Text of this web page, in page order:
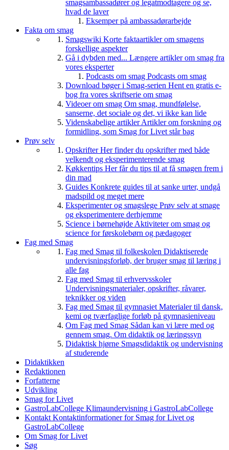
smagsambassadører og legatmodtagere og se,
hvad de laver
Eksemper på ambassadørarbejde
Fakta om smag
Smagswiki Korte faktaartikler om smagens
forskellige aspekter
Gå i dybden med... Længere artikler om smag fra
vores eksperter
Podcasts om smag Podcasts om smag
Download bøger i Smag-serien Hent en gratis e-
bog fra vores skriftserie om smag
Videoer om smag Om smag, mundfølelse,
sanserne, det sociale og det, vi ikke kan lide
Videnskabelige artiklerArtikler om forskning og
formidling, som Smag for Livet står bag
Prøv selv
OpskrifterHer finder du opskrifter med både
velkendt og eksperimenterende smag
Køkkentips Her får du tips til at få smagen frem i
din mad
Guides Konkrete guides til at sanke urter, undgå
madspild og meget mere
Eksperimenter og smagslege Prøv selv at smage
og eksperimentere derhjemme
Science i børnehøjde Aktiviteter om smag og
science for førskolebørn og pædagoger
Fag med Smag
Fag med Smag til folkeskolen Didaktiserede
undervisningsforløb, der bruger smag til læring i
alle fag
Fag med Smag til erhvervsskoler
Undervisningsmaterialer, opskrifter, råvarer,
teknikker og viden
Fag med Smag til gymnasiet Materialer til dansk,
kemi og tværfaglige forløb på gymnasieniveau
Om Fag med Smag Sådan kan vi lære med og
gennem smag. Om didaktik og læringssyn
Didaktisk hjørne Smagsdidaktik og undervisning
af studerende
Didaktikken
Redaktionen
Forfatterne
Udvikling
Smag for Livet
GastroLabCollege Klimaundervisning i GastroLabCollege
Kontakt Kontaktinformationer for Smag for Livet og
GastroLabCollege
Om Smag for Livet
Søg